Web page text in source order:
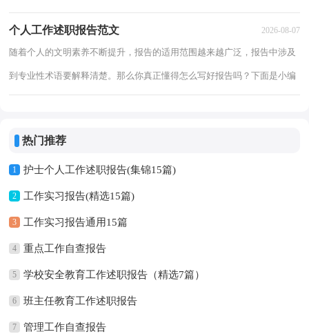
个人工作述职报告范文 2026-08-07
随着个人的文明素养不断提升，报告的适用范围越来越广泛，报告中涉及
到专业性术语要解释清楚。那么你真正懂得怎么写好报告吗？下面是小编
热门推荐
1 护士个人工作述职报告(集锦15篇)
2 工作实习报告(精选15篇)
3 工作实习报告通用15篇
4 重点工作自查报告
5 学校安全教育工作述职报告（精选7篇）
6 班主任教育工作述职报告
7 管理工作自查报告